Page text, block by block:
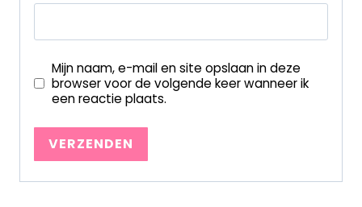
Mijn naam, e-mail en site opslaan in deze
browser voor de volgende keer wanneer ik
een reactie plaats.